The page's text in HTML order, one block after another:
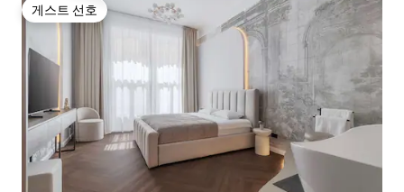
게스트 선호
게스트 선호